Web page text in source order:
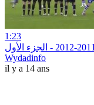
1:23
Wydadinfo
il y a 14 ans